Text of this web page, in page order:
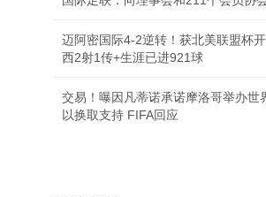
迈阿密国际4-2逆转！获北美联盟杯
西2射1传+生涯已进921球
交易！曝因凡蒂诺承诺摩洛哥举办世
以换取支持 FIFA回应